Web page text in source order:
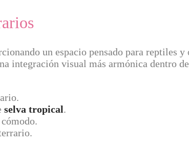
un espacio pensado para reptiles
integración visual más armónica dentro
selva tropical.